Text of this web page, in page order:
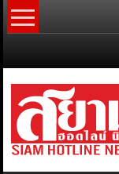
Skip
to